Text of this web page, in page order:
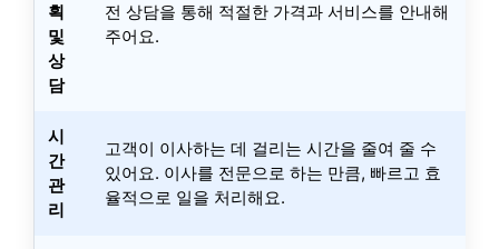
획
및
상
담
전 상담을 통해 적절한 가격과 서비스를 안내해
주어요.
시
간
관
리
고객이 이사하는 데 걸리는 시간을 줄여 줄 수
있어요. 이사를 전문으로 하는 만큼, 빠르고 효
율적으로 일을 처리해요.